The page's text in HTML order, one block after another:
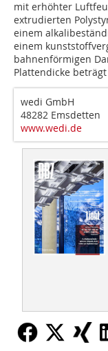
mit erhöhter
extrudierten
einem
einem
bahnenförmigen
Plattendicke
wedi GmbH
48282 Emsdetten
www.wedi.de